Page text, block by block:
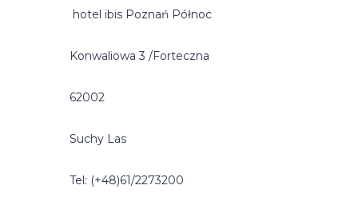
hotel ibis Poznań Północ
Konwaliowa 3 /Forteczna
62002
Suchy Las
Tel: (+48)61/2273200